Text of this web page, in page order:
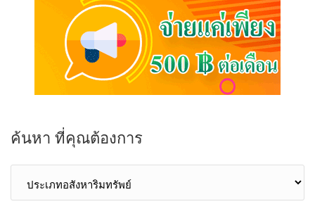
ค้นหา ที่คุณต้องการ